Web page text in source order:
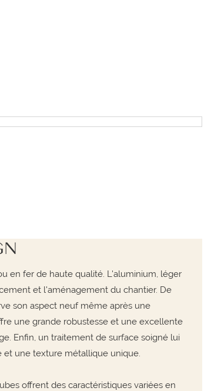
en fer de haute qualité. L'aluminium, léger
et l'aménagement du chantier. De
son aspect neuf même après une
une grande robustesse et une excellente
Enfin, un traitement de surface soigné lui
une texture métallique unique.
offrent des caractéristiques variées en